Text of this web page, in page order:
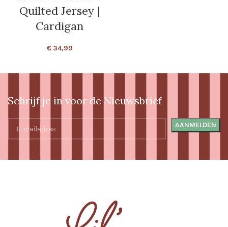
Quilted Jersey |
Cardigan
€34,99
Schrijf je in voor de Nieuwsbrief